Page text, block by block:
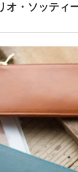
オ・ソッティ